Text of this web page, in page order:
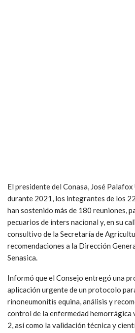
El presidente del Conasa, José
durante 2021, los integrantes de los
han sostenido más de 180 reuniones,
pecuarios de inters nacional y, en su
consultivo de la Secretaría de
recomendaciones a la Dirección
Senasica.
Informó que el Consejo entregó una
aplicación urgente de un protocolo
rinoneumonitis equina, análisis y
control de la enfermedad hemorrágica
2, así como la validación técnica y